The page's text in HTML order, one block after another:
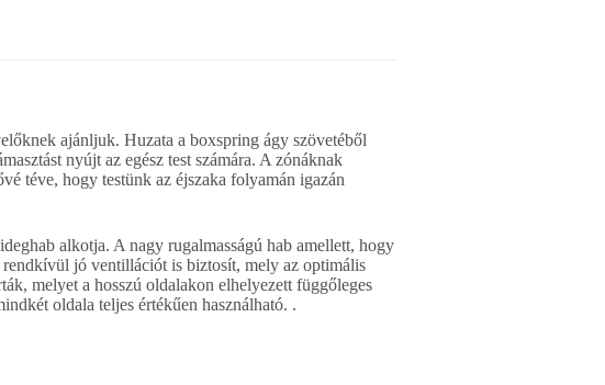
ajánljuk. Huzata a boxspring ágy szövetéből
nyújt az egész test számára. A zónáknak
téve, hogy testünk az éjszaka folyamán igazán
alkotja. A nagy rugalmasságú hab amellett, hogy
jó ventillációt is biztosít, mely az optimális
melyet a hosszú oldalakon elhelyezett függőleges
oldala teljes értékűen használható. .